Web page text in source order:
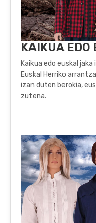
KAIKUA
Kaikua edo euskal
Euskal Herriko
izan duten berokia,
zutena.